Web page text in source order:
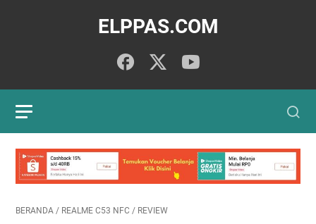
ELPPAS.COM
BERANDA / REALME C53 NFC / REVIEW